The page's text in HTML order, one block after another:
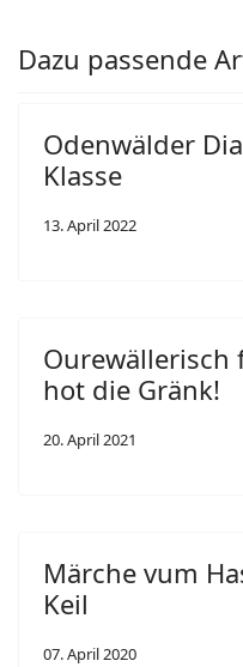
Dazu passende
Odenwälder
Klasse
13. April 2022
Ourewällerisch
hot die Gränk!
20. April 2021
Märche vum
Keil
07. April 2020